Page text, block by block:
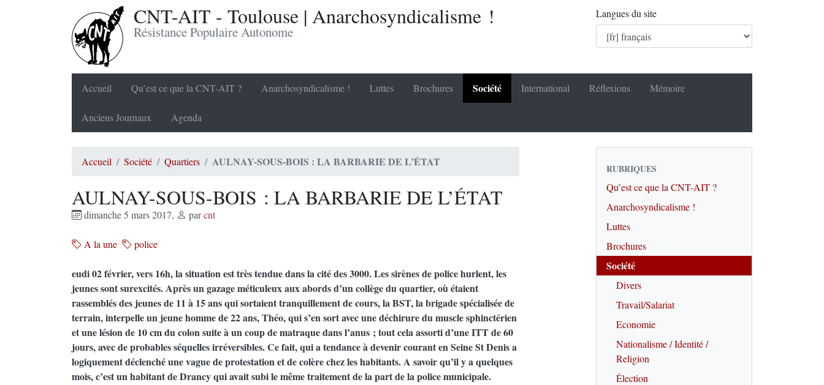
CNT-AIT - Toulouse | Anarchosyndicalisme !
Résistance Populaire Autonome
Langues du site
Accueil Qu’est ce que la CNT-AIT ? Anarchosyndicalisme ! Luttes Brochures Société International Réflexions Mémoire
Anciens Journaux Agenda
Accueil Société Quartiers AULNAY-SOUS-BOIS : LA BARBARIE DE L’ÉTAT
AULNAY-SOUS-BOIS : LA BARBARIE DE L’ÉTAT
dimanche 5 mars 2017, parcnt
A la une police
eudi 02 février, vers 16h, la situation est très tendue dans la cité des 3000. Les sirènes de police hurlent, les
jeunes sont surexcités. Après un gazage méticuleux aux abords d’un collège du quartier, où étaient
rassemblés des jeunes de 11 à 15 ans qui sortaient tranquillement de cours, la BST, la brigade spécialisée de
terrain, interpelle un jeune homme de 22 ans, Théo, qui s’en sort avec une déchirure du muscle sphinctérien
et une lésion de 10 cm du colon suite à un coup de matraque dans l’anus ; tout cela assorti d’une ITT de 60
jours, avec de probables séquelles irréversibles. Ce fait, qui a tendance à devenir courant en Seine St Denis a
logiquement déclenché une vague de protestation et de colère chez les habitants. A savoir qu’il y a quelques
mois, c’est un habitant de Drancy qui avait subi le même traitement de la part de la police municipale.
RUBRIQUES
Qu’est ce que la CNT-AIT ?
Anarchosyndicalisme !
Luttes
Brochures
Société
Divers
Travail/Salariat
Economie
Nationalisme / Identité /
Religion
Élection